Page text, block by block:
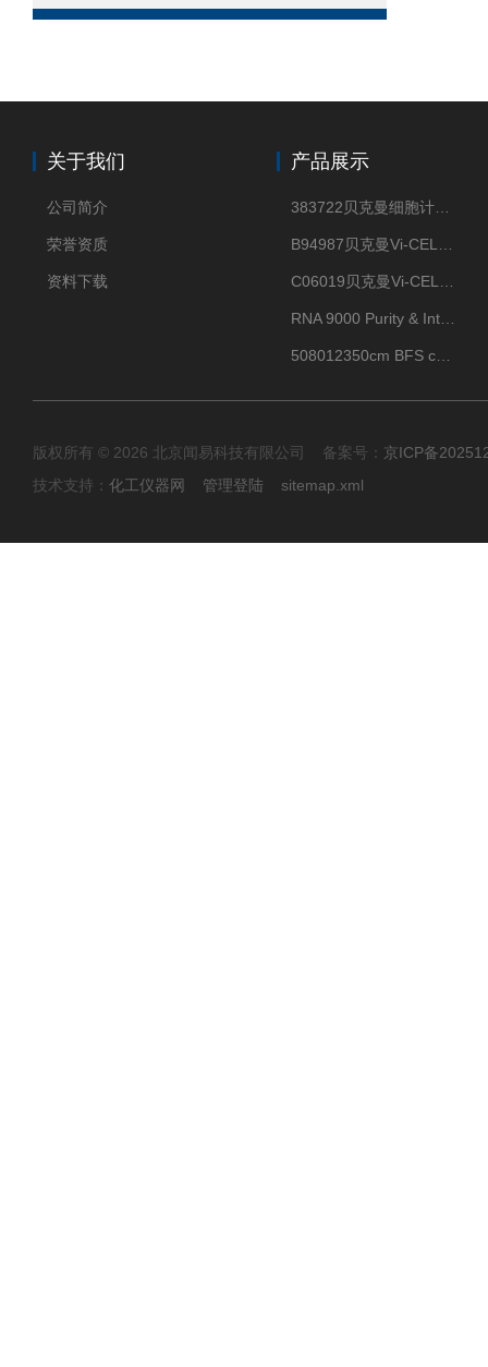
关于我们
公司简介
荣誉资质
资料下载
产品展示
版权所有 © 2026 北京闻易科技有限公司 备案号： 京ICP备
技术支持： 化工仪器网 管理登陆 sitemap.xml